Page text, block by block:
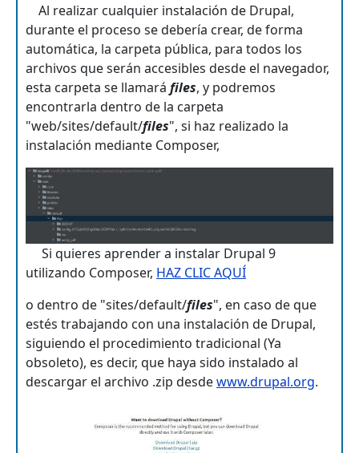
Texto
Al realizar cualquier instalación de Drupal,
durante el proceso se debería crear, de forma
automática, la carpeta pública, para todos los
archivos que serán accesibles desde el navegador,
esta carpeta se llamará files, y podremos
encontrarla dentro de la carpeta
"web/sites/default/files", si haz realizado la
instalación mediante Composer,
Si quieres aprender a instalar Drupal 9
utilizando Composer, HAZ CLIC AQUÍ
o dentro de "sites/default/files", en caso de que
estés trabajando con una instalación de Drupal,
siguiendo el procedimiento tradicional (Ya
obsoleto), es decir, que haya sido instalado al
descargar el archivo .zip desdewww.drupal.org.